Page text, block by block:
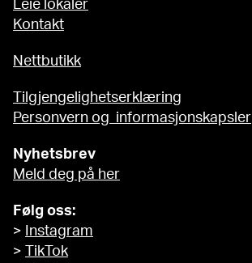
Leie lokaler
Kontakt
Nettbutikk
Tilgjengelighetserklæring
Personvern og informasjonskapsler
Nyhetsbrev
Meld deg på her
Følg oss:
>
Instagram
>
TikTok